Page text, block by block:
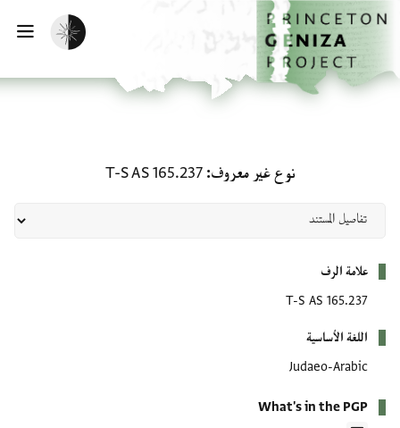
إلى المحتوى الرئيسي
الرئيسية
تفعيل الوضع المظلم
نوع غير معروف T-S AS 165.237
علامة الرف
T-S AS 165.237
اللغة الأساسية
Judaeo-Arabic
What's in the PGP